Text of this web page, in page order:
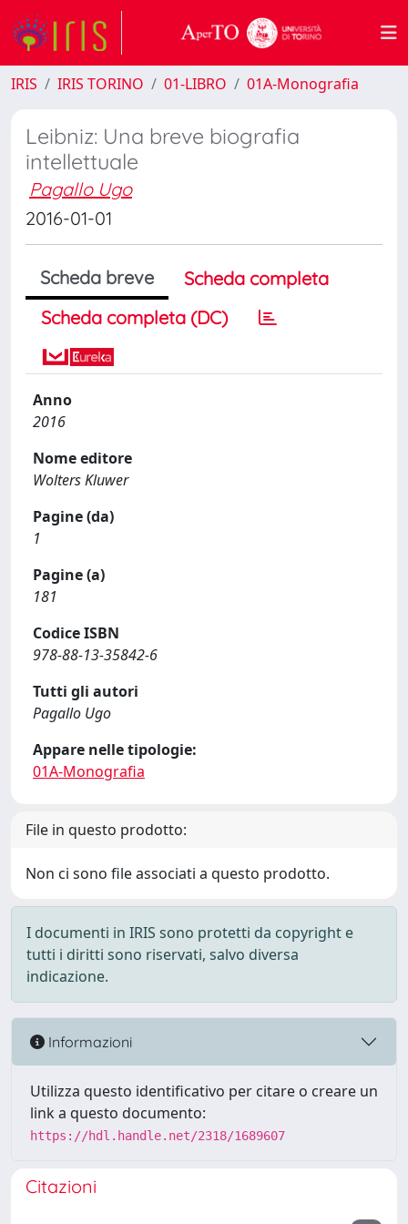
IRIS IRIS TORINO 01-LIBRO 01A-Monografia
Leibniz: Una breve biografia
intellettuale
Pagallo Ugo
2016-01-01
Scheda breve
Scheda completa
Scheda completa (DC)
Anno
2016
Nome editore
Wolters Kluwer
Pagine (da)
1
Pagine (a)
181
Codice ISBN
978-88-13-35842-6
Tutti gli autori
Pagallo Ugo
Appare nelle tipologie:
01A-Monografia
File in questo prodotto:
Non ci sono file associati a questo prodotto.
I documenti in IRIS sono protetti da copyright e
tutti i diritti sono riservati, salvo diversa
indicazione.
Informazioni
Utilizza questo identificativo per citare o creare un
link a questo documento:
https://hdl.handle.net/2318/1689607
Citazioni